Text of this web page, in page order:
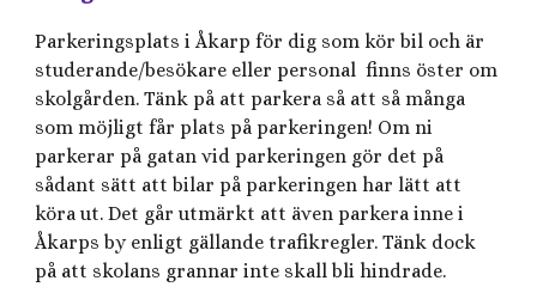
Parkeringsplats i Åkarp för dig som kör bil och är
studerande/besökare eller personal finns öster om
skolgården. Tänk på att parkera så att så många
som möjligt får plats på parkeringen! Om ni
parkerar på gatan vid parkeringen gör det på
sådant sätt att bilar på parkeringen har lätt att
köra ut. Det går utmärkt att även parkera inne i
Åkarps by enligt gällande trafikregler. Tänk dock
på att skolans grannar inte skall bli hindrade.